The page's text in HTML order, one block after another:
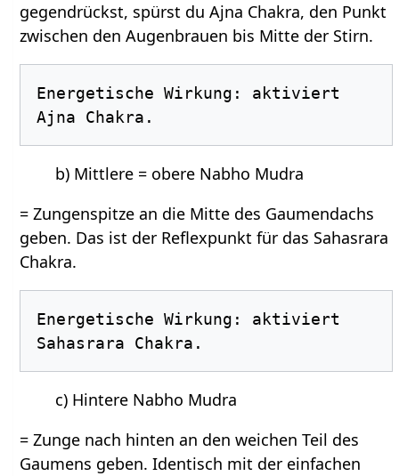
gegendrückst, spürst du Ajna Chakra, den Punkt
zwischen den Augenbrauen bis Mitte der Stirn.
Energetische Wirkung: aktiviert
b) Mittlere = obere Nabho Mudra
= Zungenspitze an die Mitte des Gaumendachs
geben. Das ist der Reflexpunkt für das Sahasrara
Chakra.
Energetische Wirkung: aktiviert
c) Hintere Nabho Mudra
= Zunge nach hinten an den weichen Teil des
Gaumens geben. Identisch mit der einfachen